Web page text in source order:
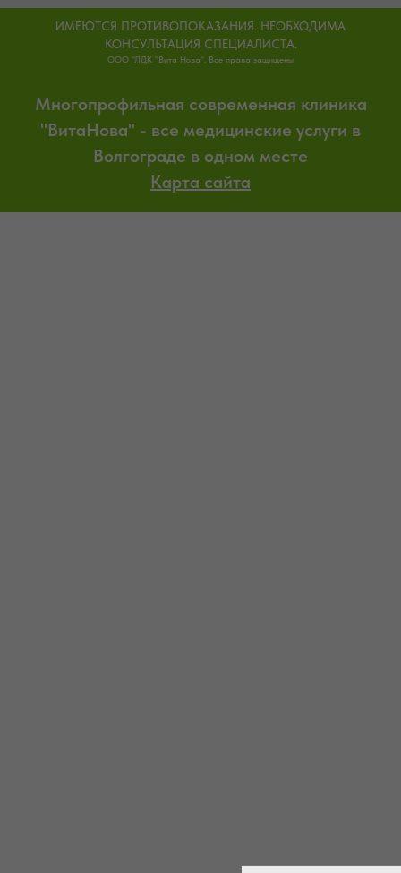
ИМЕЮТСЯ ПРОТИВОПОКАЗАНИЯ. НЕОБХОДИМА
КОНСУЛЬТАЦИЯ СПЕЦИАЛИСТА.
ООО "ЛДК "Вита Нова". Все права защищены
Многопрофильная современная клиника
"ВитаНова" - все медицинские услуги в
Волгограде в одном месте
Карта сайта